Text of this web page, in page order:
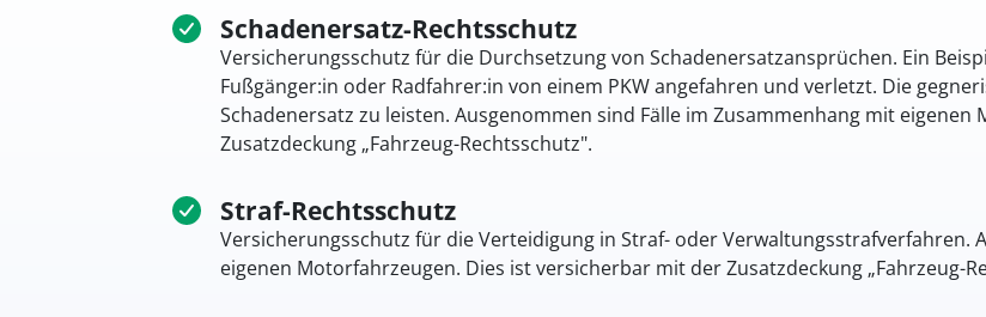
Schadenersatz-Rechtsschutz
Versicherungsschutz für die Durchsetzung von Schadenersatzansprüchen. Ein
Fußgänger:in oder Radfahrer:in von einem PKW angefahren und verletzt. Die
Schadenersatz zu leisten. Ausgenommen sind Fälle im Zusammenhang mit
Zusatzdeckung „Fahrzeug-Rechtsschutz".
Straf-Rechtsschutz
Versicherungsschutz für die Verteidigung in Straf- oder Verwaltungsstrafverfahren.
eigenen Motorfahrzeugen. Dies ist versicherbar mit der Zusatzdeckung „Fahrzeug-